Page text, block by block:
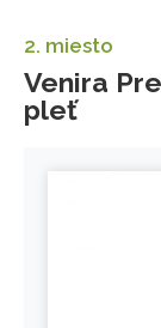
2. miesto
Venira
pleť